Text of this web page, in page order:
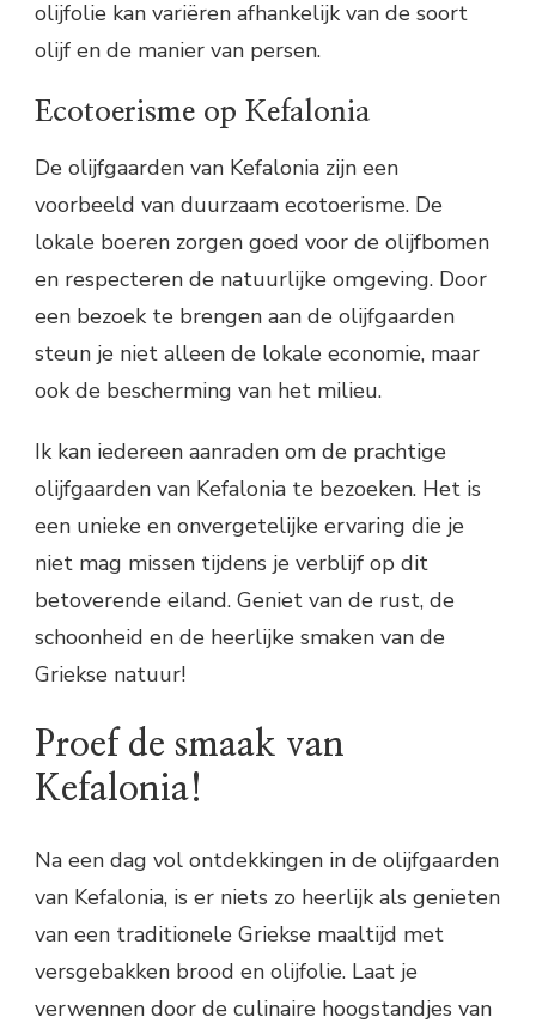
olijfolie kan variëren afhankelijk van de soort
olijf en de manier van persen.
Ecotoerisme op Kefalonia
De olijfgaarden van Kefalonia zijn een
voorbeeld van duurzaam ecotoerisme. De
lokale boeren zorgen goed voor de olijfbomen
en respecteren de natuurlijke omgeving. Door
een bezoek te brengen aan de olijfgaarden
steun je niet alleen de lokale economie, maar
ook de bescherming van het milieu.
Ik kan iedereen aanraden om de prachtige
olijfgaarden van Kefalonia te bezoeken. Het is
een unieke en onvergetelijke ervaring die je
niet mag missen tijdens je verblijf op dit
betoverende eiland. Geniet van de rust, de
schoonheid en de heerlijke smaken van de
Griekse natuur!
Proef de smaak van
Kefalonia!
Na een dag vol ontdekkingen in de olijfgaarden
van Kefalonia, is er niets zo heerlijk als genieten
van een traditionele Griekse maaltijd met
versgebakken brood en olijfolie. Laat je
verwennen door de culinaire hoogstandjes van